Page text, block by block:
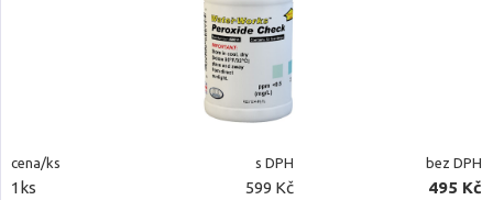
cena/ks s DPH bez DPH
1ks 599 Kč 495 Kč